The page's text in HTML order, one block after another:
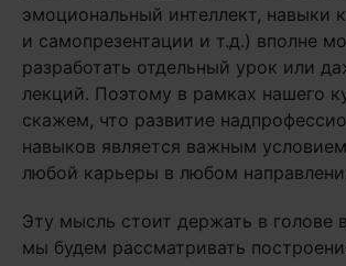
эмоциональный интеллект, навыки
и самопрезентации и т.д.) вполне
разработать отдельный урок или
лекций. Поэтому в рамках нашего
скажем, что развитие
навыков является важным
любой карьеры в любом
Эту мысль стоит держать в голове
мы будем рассматривать